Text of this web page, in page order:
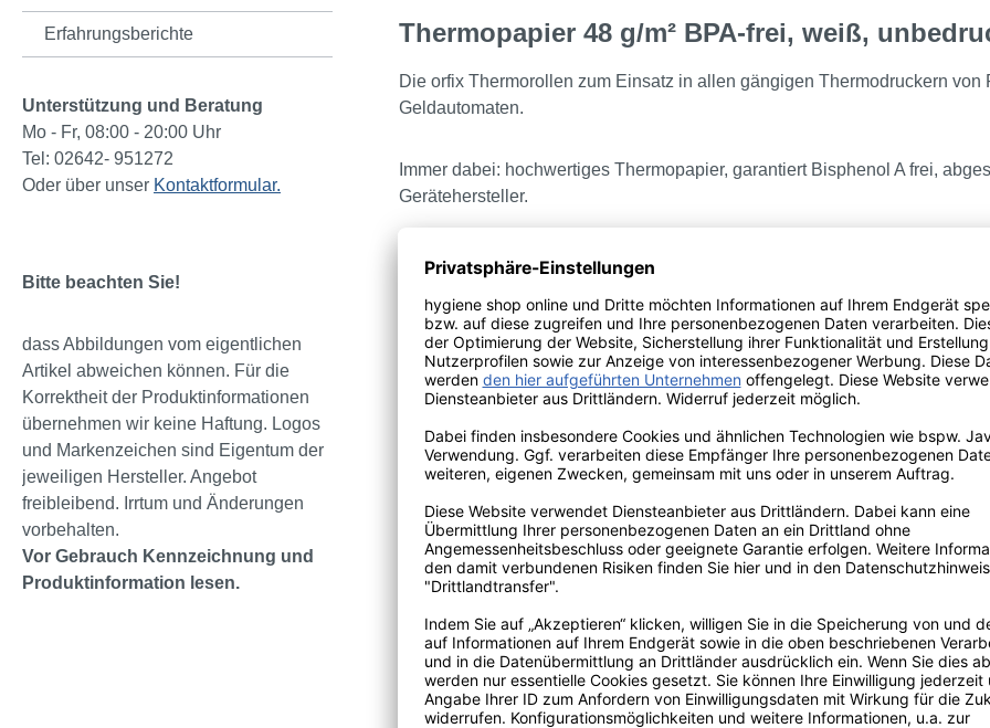
Erfahrungsberichte
Unterstützung und Beratung
Mo - Fr, 08:00 - 20:00 Uhr
Tel: 02642- 951272
Oder über unser Kontaktformular.
Bitte beachten Sie!
dass Abbildungen vom eigentlichen
Artikel abweichen können. Für die
Korrektheit der Produktinformationen
übernehmen wir keine Haftung. Logos
und Markenzeichen sind Eigentum der
jeweiligen Hersteller. Angebot
freibleibend. Irrtum und Änderungen
vorbehalten.
Vor Gebrauch Kennzeichnung und
Produktinformation lesen.
Thermopapier 48 g/m² BPA-frei, weiß,
Die orfix Thermorollen zum Einsatz in allen gängigen Thermodruckern
Geldautomaten.
Immer dabei: hochwertiges Thermopapier, garantiert Bisphenol A frei,
Gerätehersteller.
Der Kassenrolle im Detail
Beschreibung orfix Thermorolle
Breite [mm] 57
Länge Rolle [m] 16
Einschweiß-Einheit
Wicklung Thermoschicht
Ausführung Neutral
Thermopapier 48g/m² BPA frei